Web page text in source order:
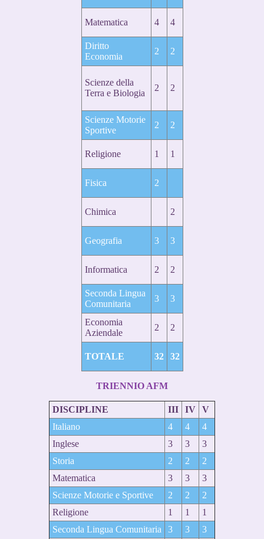
Matematica 4 4
Diritto
Economia
2 2
Scienze della
Terra e Biologia
2 2
Scienze Motorie
Sportive
2 2
Religione 1 1
Fisica 2
Chimica 2
Geografia 3 3
Informatica 2 2
Seconda Lingua
Comunitaria
3 3
Economia
Aziendale
2 2
TOTALE 32 32
TRIENNIO AFM
DISCIPLINE III IV
V
Italiano
4 4
4
Inglese
3 3
3
Storia
2 2
2
Matematica
3 3
3
Scienze Motorie e Sportive
2 2
2
Religione
1 1
1
Seconda Lingua Comunitaria
3 3
3